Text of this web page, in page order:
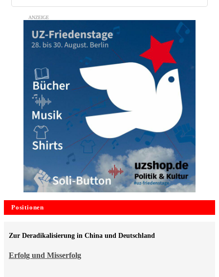
Am Schluss viel Applaus für die Darstellerinnen (Foto: Peter Köster)
Positionen
Erfolg und Misserfolg
Zur Deradikalisierung in China und Deutschland